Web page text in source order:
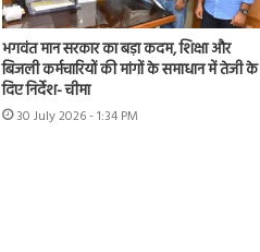
भगवंत मान सरकार का बड़ा कदम, शिक्षा और
बिजली कर्मचारियों की मांगों के समाधान में तेजी के
दिए निर्देश- चीमा
30 July 2026 - 1:34 PM